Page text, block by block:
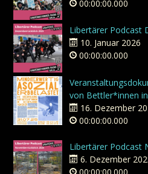
00:00:00.000
Libertärer Podcast
10. Januar 2026
00:00:00.000
von Bettler*innen
16. Dezember
00:00:00.000
Libertärer Podcast
6. Dezember